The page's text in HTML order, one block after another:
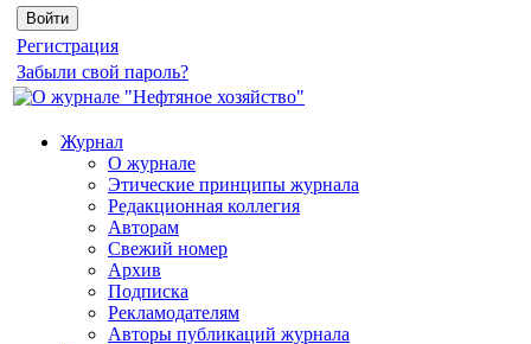
Регистрация
Забыли свой пароль?
Журнал
О журнале
Этические принципы журнала
Редакционная коллегия
Авторам
Свежий номер
Архив
Подписка
Рекламодателям
Авторы публикаций журнала